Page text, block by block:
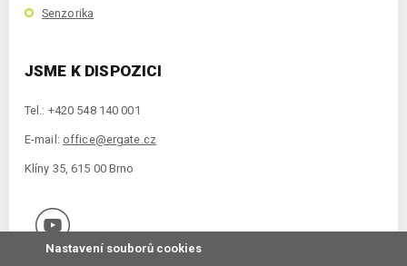
Senzorika
JSME K DISPOZICI
Tel.: +420 548 140 001
E-mail: office@ergate.cz
Klíny 35, 615 00 Brno
Nastavení souborů cookies